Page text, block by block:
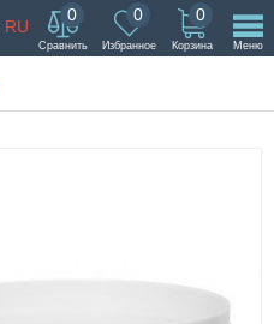
RU
0
Сравнить
0
Избранное
0
Корзина Меню